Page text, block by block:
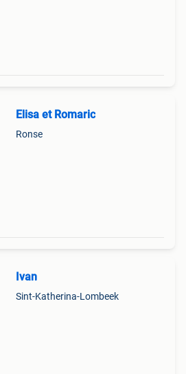
Elisa et Romaric
Ronse
Ivan
Sint-Katherina-Lombeek